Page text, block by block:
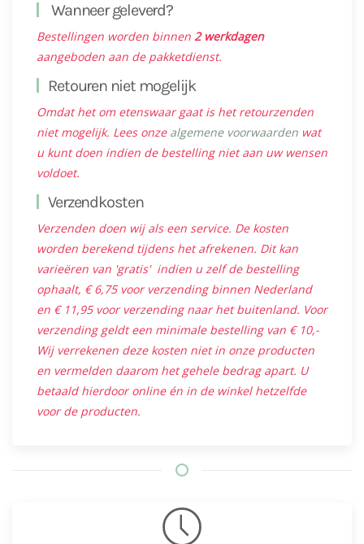
Wanneer geleverd?
Bestellingen worden binnen 2 werkdagen
aangeboden aan de pakketdienst.
Retouren niet mogelijk
Omdat het om etenswaar gaat is het retourzenden
niet mogelijk. Lees onze algemene voorwaarden wat
u kunt doen indien de bestelling niet aan uw wensen
voldoet.
Verzendkosten
Verzenden doen wij als een service. De kosten
worden berekend tijdens het afrekenen. Dit kan
varieëren van 'gratis' indien u zelf de bestelling
ophaalt, € 6,75 voor verzending binnen Nederland
en € 11,95 voor verzending naar het buitenland. Voor
verzending geldt een minimale bestelling van € 10,-
Wij verrekenen deze kosten niet in onze producten
en vermelden daarom het gehele bedrag apart. U
betaald hierdoor online én in de winkel hetzelfde
voor de producten.